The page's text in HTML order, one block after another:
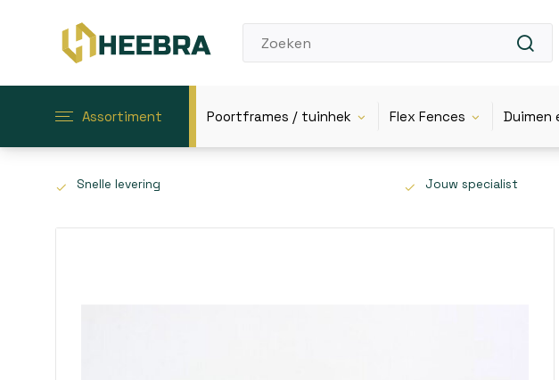
Assortiment Poortframes / tuinhek Flex Fences Duimen
Snelle levering Jouw specialist